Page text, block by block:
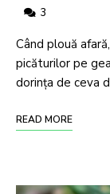
3
Când plouă
picăturilor pe
dorința de ceva
READ MORE